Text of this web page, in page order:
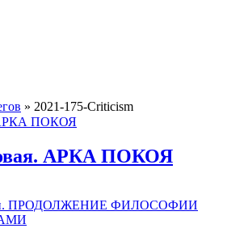
» 2021-175-Criticism
АРКА ПОКОЯ